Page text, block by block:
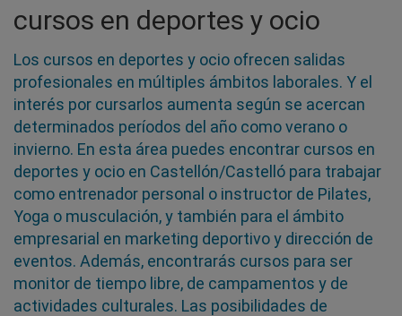
cursos en deportes y ocio
Los cursos en deportes y ocio ofrecen salidas
profesionales en múltiples ámbitos laborales. Y el
interés por cursarlos aumenta según se acercan
determinados períodos del año como verano o
invierno. En esta área puedes encontrar cursos en
deportes y ocio en Castellón/Castelló para trabajar
como entrenador personal o instructor de Pilates,
Yoga o musculación, y también para el ámbito
empresarial en marketing deportivo y dirección de
eventos. Además, encontrarás cursos para ser
monitor de tiempo libre, de campamentos y de
actividades culturales. Las posibilidades de